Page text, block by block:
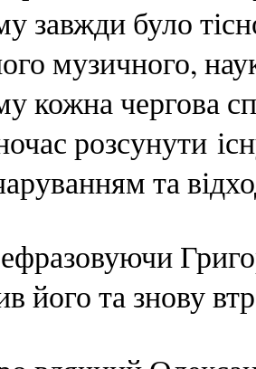
завжди було
музичного,
кожна чергова
розсунути
та
його та знову